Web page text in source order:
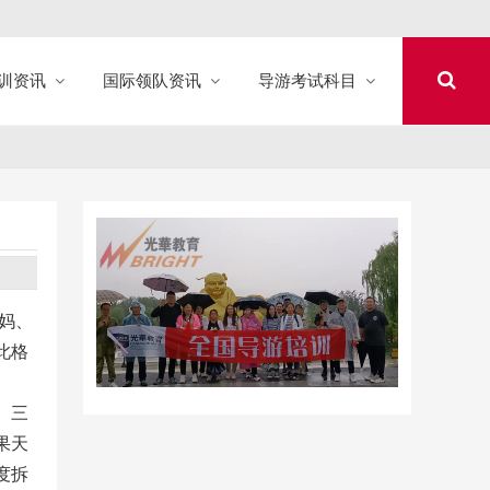
资讯 国际领队资讯 导游考试科目
、
格
三
天
拆